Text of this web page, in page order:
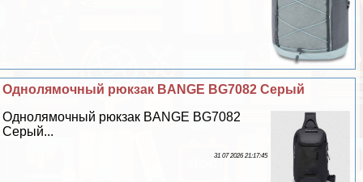
Однолямочный рюкзак BANGE BG7082 Серый
Однолямочный рюкзак BANGE BG7082
Серый...
31 07 2026 21:17:45